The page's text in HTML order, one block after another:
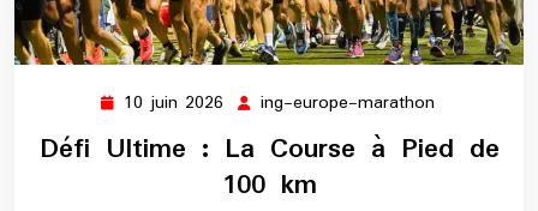
10 juin 2026 10
juin
2026
ing-europe-marathon
europe-
marathon
Défi Ultime : La Course à Pied de
100 km